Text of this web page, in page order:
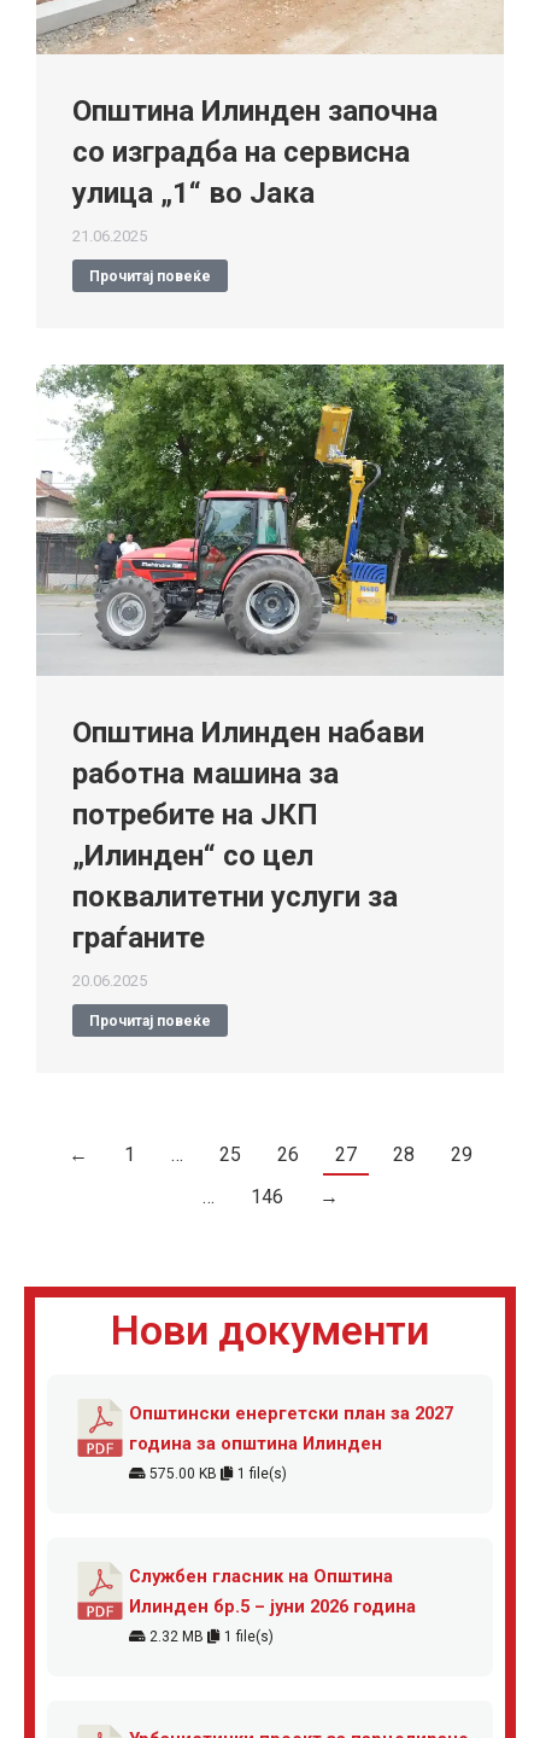
Општина Илинден започна
со изградба на сервисна
улица „1“ во Јака
21.06.2025
Прочитај повеќе
Општина Илинден набави
работна машина за
потребите на ЈКП
„Илинден“ со цел
поквалитетни услуги за
граѓаните
20.06.2025
Прочитај повеќе
← 1 … 25 26 27 28
29
…
146 →
Нови документи
Општински енергетски план за 2027
година за општина Илинден
575.00 KB 1 file(s)
Службен гласник на Општина
Илинден бр.5 – јуни 2026 година
2.32 MB 1 file(s)